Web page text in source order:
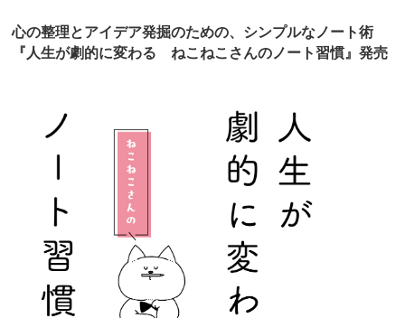
心の整理とアイデア発掘のための、シンプルなノート術
『人生が劇的に変わる ねこねこさんのノート習慣』発売